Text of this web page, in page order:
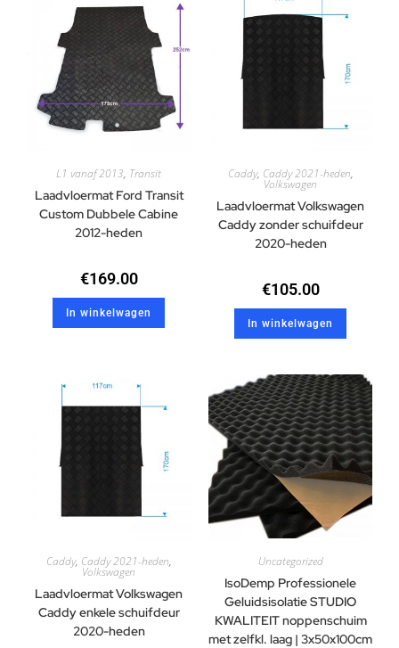
L1 vanaf 2013, Transit
Laadvloermat Ford Transit
Custom Dubbele Cabine
2012-heden
€169.00
In winkelwagen
Caddy, Caddy 2021-heden,
Volkswagen
Laadvloermat Volkswagen
Caddy zonder schuifdeur
2020-heden
€105.00
In winkelwagen
Caddy, Caddy 2021-heden,
Volkswagen
Laadvloermat Volkswagen
Caddy enkele schuifdeur
2020-heden
Uncategorized
IsoDemp Professionele
Geluidsisolatie STUDIO
KWALITEIT noppenschuim
met zelfkl. laag | 3x50x100cm